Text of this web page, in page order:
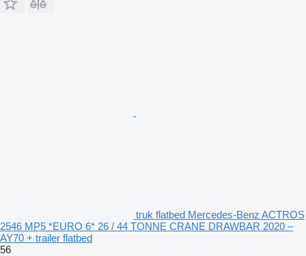
truk flatbed Mercedes-Benz ACTROS
2546 MP5 *EURO 6* 26 / 44 TONNE CRANE DRAWBAR 2020 –
AY70 + trailer flatbed
56